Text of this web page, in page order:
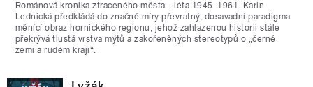
Románová kronika ztraceného města - léta 1945–1961. Karin
Lednická předkládá do značné míry převratný, dosavadní paradigma
měnící obraz hornického regionu, jehož zahlazenou historii stále
překrývá tlustá vrstva mýtů a zakořeněných stereotypů o „černé
zemi a rudém kraji“.